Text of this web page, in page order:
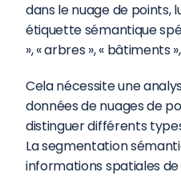
dans le nuage de points,
étiquette sémantique
», « arbres », « bâtiments
Cela nécessite une
données de nuages de
distinguer différents
La segmentation
informations spatiales